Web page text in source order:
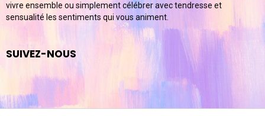
vivre ensemble ou simplement célébrer avec tendresse et
sensualité les sentiments qui vous animent.
SUIVEZ-NOUS